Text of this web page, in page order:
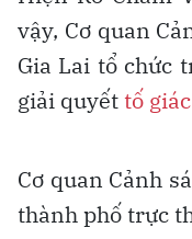
vậy, Cơ quan
Gia Lai tổ chức
giải quyếttố giác
Cơ quan Cảnh
thành phố trực